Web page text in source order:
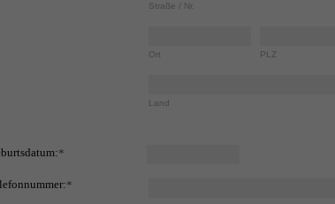
Straße / Nr.
Ort PLZ
Land
*
*